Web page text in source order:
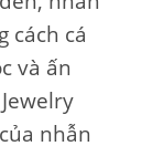
cách cá
và ấn
nhẫn